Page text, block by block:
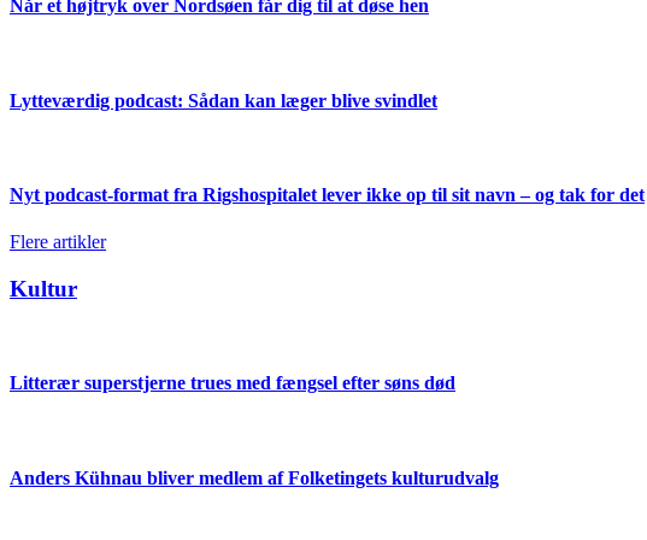
Når et højtryk over Nordsøen får dig til at døse hen
Lytteværdig podcast: Sådan kan læger blive svindlet
Nyt podcast-format fra Rigshospitalet lever ikke op til sit navn – og tak for det
Flere artikler
Kultur
Litterær superstjerne trues med fængsel efter søns død
Anders Kühnau bliver medlem af Folketingets kulturudvalg